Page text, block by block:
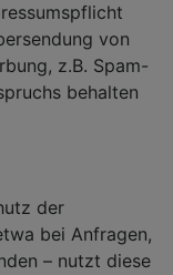
von
z.B. Spam-
behalten
der
bei Anfragen,
– nutzt diese